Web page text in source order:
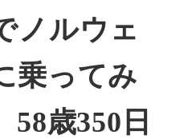
ノルウェ
乗ってみ
歳350日